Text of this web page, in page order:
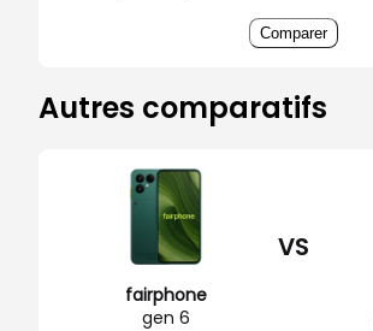
Comparer
Autres comparatifs
fairphone
gen 6
VS